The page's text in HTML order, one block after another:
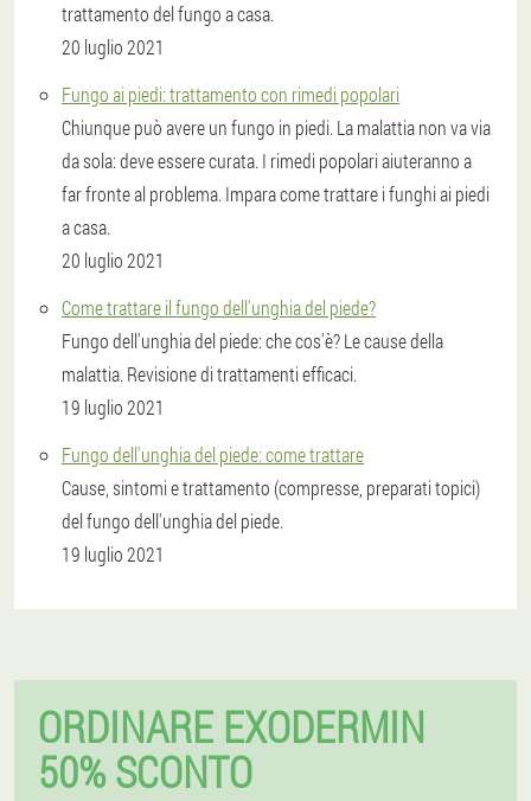
trattamento del fungo a casa.
20 luglio 2021
Fungo ai piedi: trattamento con rimedi popolari
Chiunque può avere un fungo in piedi. La malattia non va via
da sola: deve essere curata. I rimedi popolari aiuteranno a
far fronte al problema. Impara come trattare i funghi ai piedi
a casa.
20 luglio 2021
Come trattare il fungo dell'unghia del piede?
Fungo dell'unghia del piede: che cos'è? Le cause della
malattia. Revisione di trattamenti efficaci.
19 luglio 2021
Fungo dell'unghia del piede: come trattare
Cause, sintomi e trattamento (compresse, preparati topici)
del fungo dell'unghia del piede.
19 luglio 2021
ORDINARE EXODERMIN
50% SCONTO